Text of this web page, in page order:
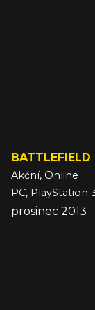
BATTLEFIELD
Akční, Online
PC, PlayStation
prosinec 2013